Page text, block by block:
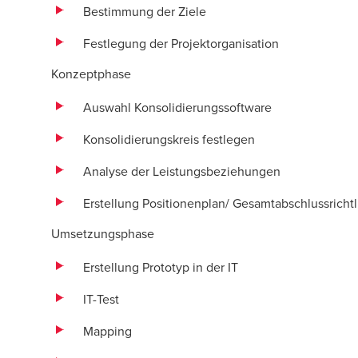
Bestimmung der Ziele
Festlegung der Projektorganisation
Konzeptphase
Auswahl Konsolidierungssoftware
Konsolidierungskreis festlegen
Analyse der Leistungsbeziehungen
Erstellung Positionenplan/
Umsetzungsphase
Erstellung Prototyp in der IT
IT-Test
Mapping